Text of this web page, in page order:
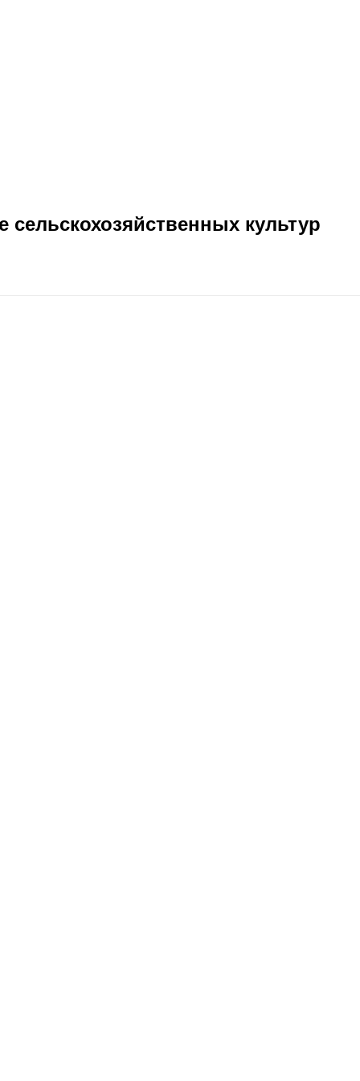
культур